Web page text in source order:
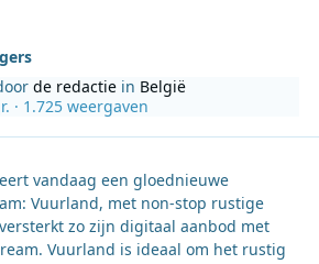
de redactie in België
· 1.725 weergaven
vandaag een gloednieuwe
Vuurland, met non-stop rustige
zo zijn digitaal aanbod met
Vuurland is ideaal om het rustig